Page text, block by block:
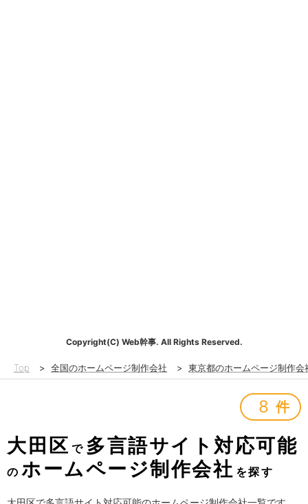
Copyright(C) Web幹事. All Rights Reserved.
Top > 全国のホームページ制作会社 > 東京都のホームページ制作会
8 件
大田区 で 多言語サイト対応可能
の ホームページ制作会社 を探す